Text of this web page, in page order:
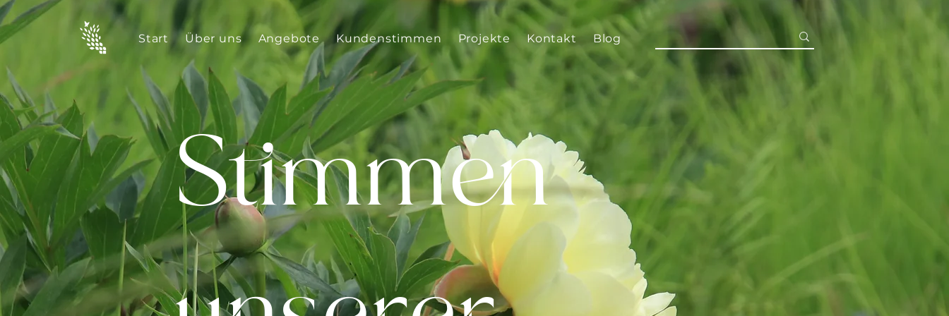
Start Über uns Angebote Kundenstimmen Projekte Kontakt Blog
Stimmen